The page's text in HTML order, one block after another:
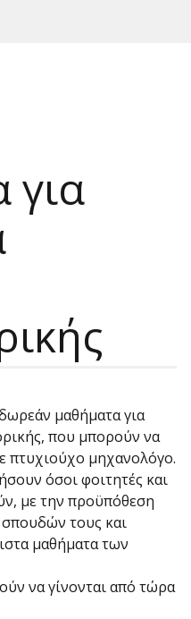
για
μαθήματα για
που μπορούν να
πτυχιούχο μηχανολόγο.
όσοι φοιτητές και
με την προϋπόθεση
σπουδών τους και
μαθήματα των
να γίνονται από τώρα